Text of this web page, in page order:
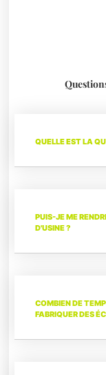
QUELLE EST LA
PUIS-JE ME
D'USINE ?
COMBIEN DE
FABRIQUER DES